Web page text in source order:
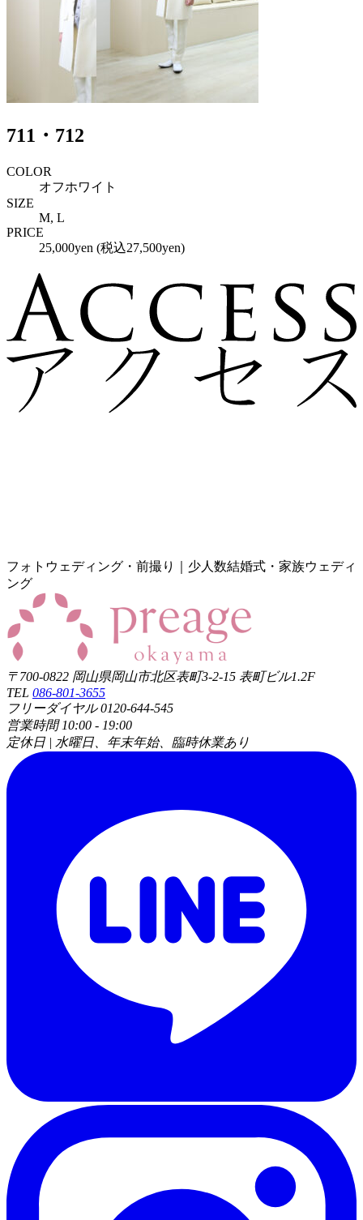
711・712
COLOR
オフホワイト
SIZE
M, L
PRICE
25,000yen (税込27,500yen)
フォトウェディング・前撮り｜少人数結婚式・家族ウェディ
ング
〒700-0822 岡山県岡山市北区表町3-2-15 表町ビル1.2F
TEL 086-801-3655
フリーダイヤル 0120-644-545
営業時間 10:00 - 19:00
定休日 | 水曜日、年末年始、臨時休業あり